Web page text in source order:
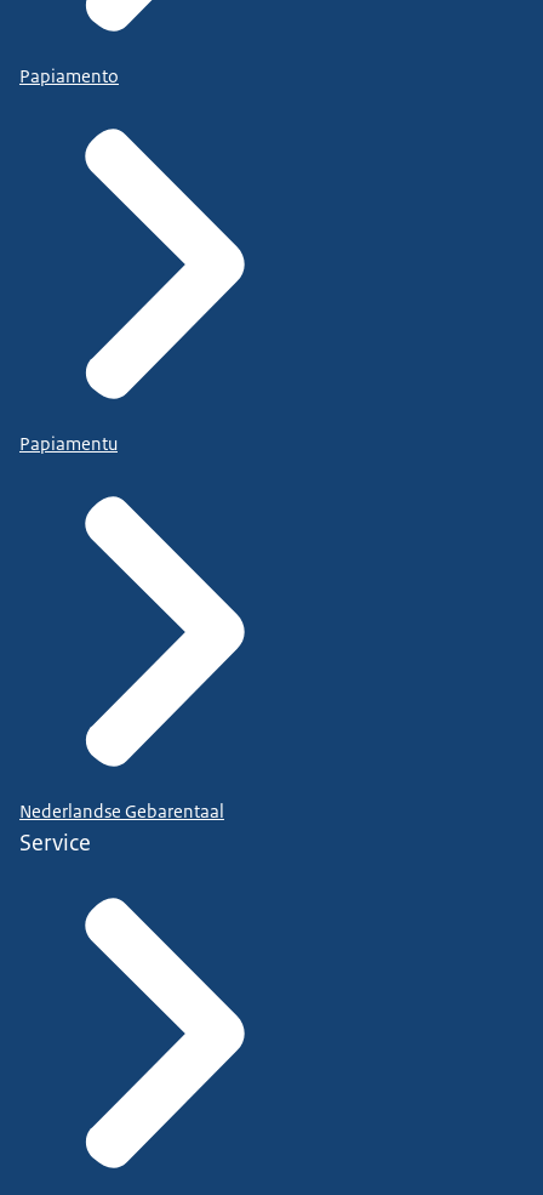
Papiamento
Papiamentu
Nederlandse Gebarentaal
Service